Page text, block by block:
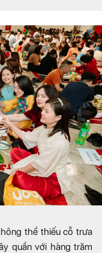
thể thiếu cỗ trưa
quần với hàng trăm